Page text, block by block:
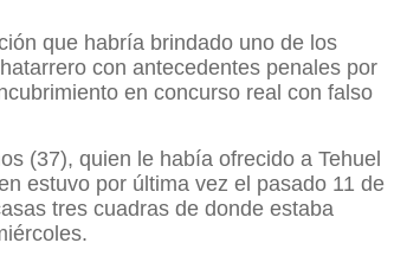
que habría brindado uno de los
con antecedentes penales por
en concurso real con falso
(37), quien le había ofrecido a Tehuel
estuvo por última vez el pasado 11 de
tres cuadras de donde estaba